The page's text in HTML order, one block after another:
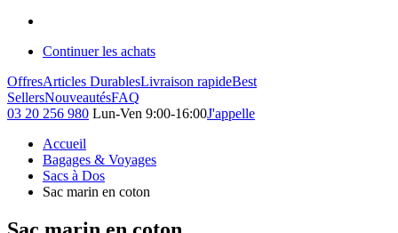
Continuer les achats
OffresArticles DurablesLivraison rapideBest
SellersNouveautésFAQ
03 20 256 980 Lun-Ven 9:00-16:00J'appelle
Accueil
Bagages & Voyages
Sacs à Dos
Sac marin en coton